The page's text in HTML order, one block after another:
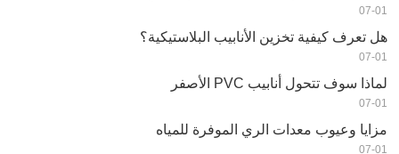
07-01
هل تعرف كيفية تخزين الأنابيب البلاستيكية؟
07-01
لماذا سوف تتحول أنابيب PVC الأصفر
07-01
مزايا وعيوب معدات الري الموفرة للمياه
07-01